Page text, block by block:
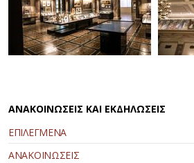
ΑΝΑΚΟΙΝΩΣΕΙΣ ΚΑΙ ΕΚΔΗΛΩΣΕΙΣ
ΕΠΙΛΕΓΜΕΝΑ
ΑΝΑΚΟΙΝΩΣΕΙΣ